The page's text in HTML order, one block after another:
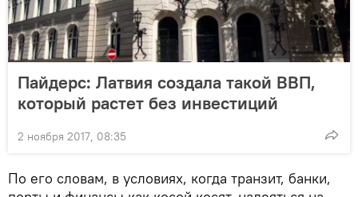
Пайдерс: Латвия создала такой ВВП,
который растет без инвестиций
2 ноября 2017, 08:35
По его словам, в условиях, когда транзит, банки,